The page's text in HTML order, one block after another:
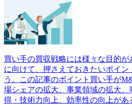
買い手の買収戦略には様々な目的
に向けて、押さえておきたいポイン
う。この記事のポイント買い手が
場シェアの拡大、事業領域の拡大、
得・技術力向上、効率性の向上が